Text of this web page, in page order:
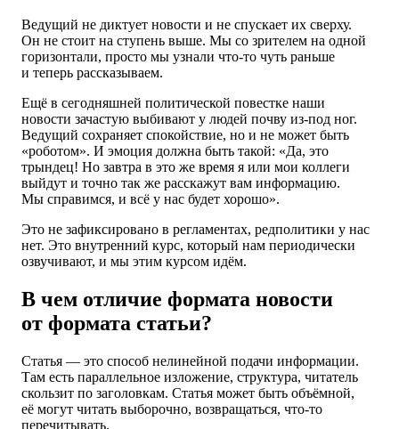
Ведущий не диктует новости и не спускает их сверху.
Он не стоит на ступень выше. Мы со зрителем на одной
горизонтали, просто мы узнали что-то чуть раньше
и теперь рассказываем.
Ещё в сегодняшней политической повестке наши
новости зачастую выбивают у людей почву из-под ног.
Ведущий сохраняет спокойствие, но и не может быть
«роботом». И эмоция должна быть такой: «Да, это
трындец! Но завтра в это же время я или мои коллеги
выйдут и точно так же расскажут вам информацию.
Мы справимся, и всё у нас будет хорошо».
Это не зафиксировано в регламентах, редполитики у нас
нет. Это внутренний курс, который нам периодически
озвучивают, и мы этим курсом идём.
В чем отличие формата новости
от формата статьи?
Статья — это способ нелинейной подачи информации.
Там есть параллельное изложение, структура, читатель
скользит по заголовкам. Статья может быть объёмной,
её могут читать выборочно, возвращаться, что-то
перечитывать.